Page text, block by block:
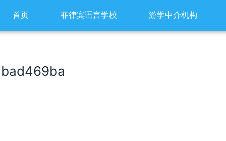
首页 菲律宾语言学校 游学中介机构